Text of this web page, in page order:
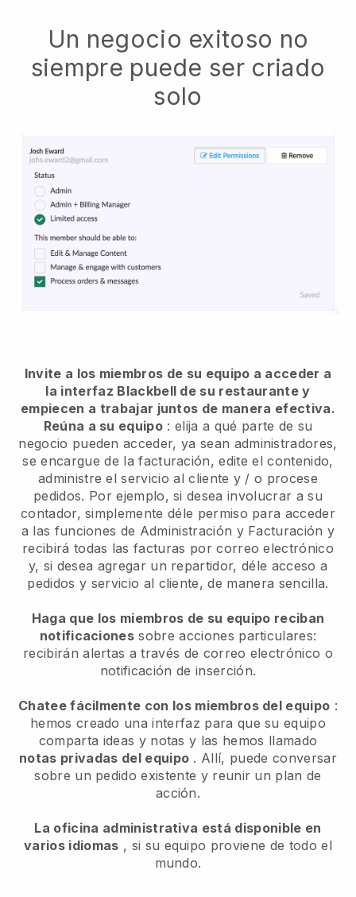
Un negocio exitoso no
siempre puede ser criado
solo
Invite a los miembros de su equipo a acceder a
la interfaz Blackbell de su restaurante y
empiecen a trabajar juntos de manera efectiva.
Reúna a su equipo : elija a qué parte de su
negocio pueden acceder, ya sean administradores,
se encargue de la facturación, edite el contenido,
administre el servicio al cliente y / o procese
pedidos. Por ejemplo, si desea involucrar a su
contador, simplemente déle permiso para acceder
a las funciones de Administración y Facturación y
recibirá todas las facturas por correo electrónico
y, si desea agregar un repartidor, déle acceso a
pedidos y servicio al cliente, de manera sencilla.
Haga que los miembros de su equipo reciban
notificaciones sobre acciones particulares:
recibirán alertas a través de correo electrónico o
notificación de inserción.
Chatee fácilmente con los miembros del equipo :
hemos creado una interfaz para que su equipo
comparta ideas y notas y las hemos llamado
notas privadas del equipo . Allí, puede conversar
sobre un pedido existente y reunir un plan de
acción.
La oficina administrativa está disponible en
varios idiomas , si su equipo proviene de todo el
mundo.